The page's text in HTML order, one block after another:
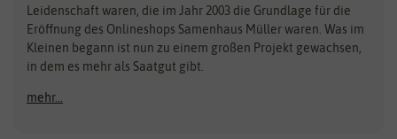
Kataloge
Schnäppchen
Anzucht & Gartenzubehör
Anzuchtschalen
Blumicorn
Bûten Birds
Fertil
Flora Elite
Leidenschaft waren, die im Jahr 2003 die Grundlage für die
Eröffnung des Onlineshops Samenhaus Müller waren. Was im
Kleinen begann ist nun zu einem großen Projekt gewachsen,
in dem es mehr als Saatgut gibt.
mehr...